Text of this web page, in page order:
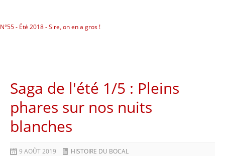
N°55 - Été 2018 - Sire, on en a gros !
Saga de l'été 1/5 : Pleins
phares sur nos nuits
blanches
9 AOÛT 2019 HISTOIRE DU BOCAL